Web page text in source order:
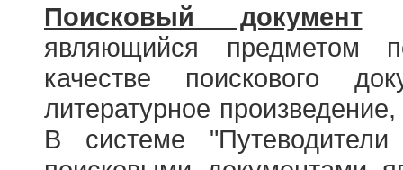
Поисковый документ-
являющийся предметом
качестве поискового
литературное
В системе